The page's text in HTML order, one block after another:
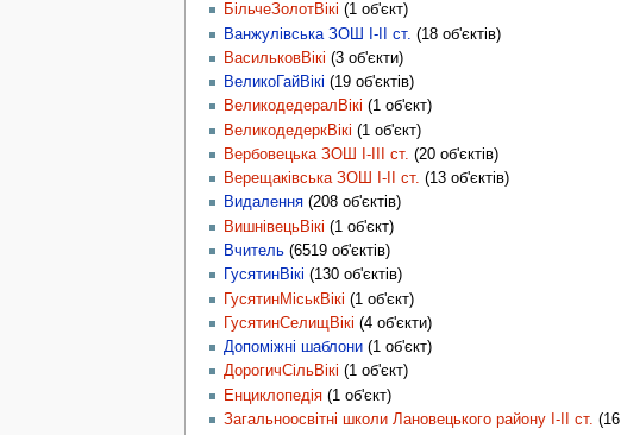
БільчеЗолотВікі (1 об'єкт)
Ванжулівська ЗОШ І-ІІ ст. (18 об'єктів)
ВасильковВікі (3 об'єкти)
ВеликоГайВікі (19 об'єктів)
ВеликодедералВікі (1 об'єкт)
ВеликодедеркВікі (1 об'єкт)
Вербовецька ЗОШ І-ІІІ ст. (20 об'єктів)
Верещаківська ЗОШ І-ІІ ст. (13 об'єктів)
Видалення(208 об'єктів)
ВишнівецьВікі (1 об'єкт)
Вчитель(6519 об'єктів)
ГусятинВікі (130 об'єктів)
ГусятинМіськВікі (1 об'єкт)
ГусятинСелищВікі (4 об'єкти)
Допоміжні шаблони(1 об'єкт)
ДорогичСільВікі (1 об'єкт)
Енциклопедія(1 об'єкт)
Загальноосвітні школи Лановецького району I-II ст. (16